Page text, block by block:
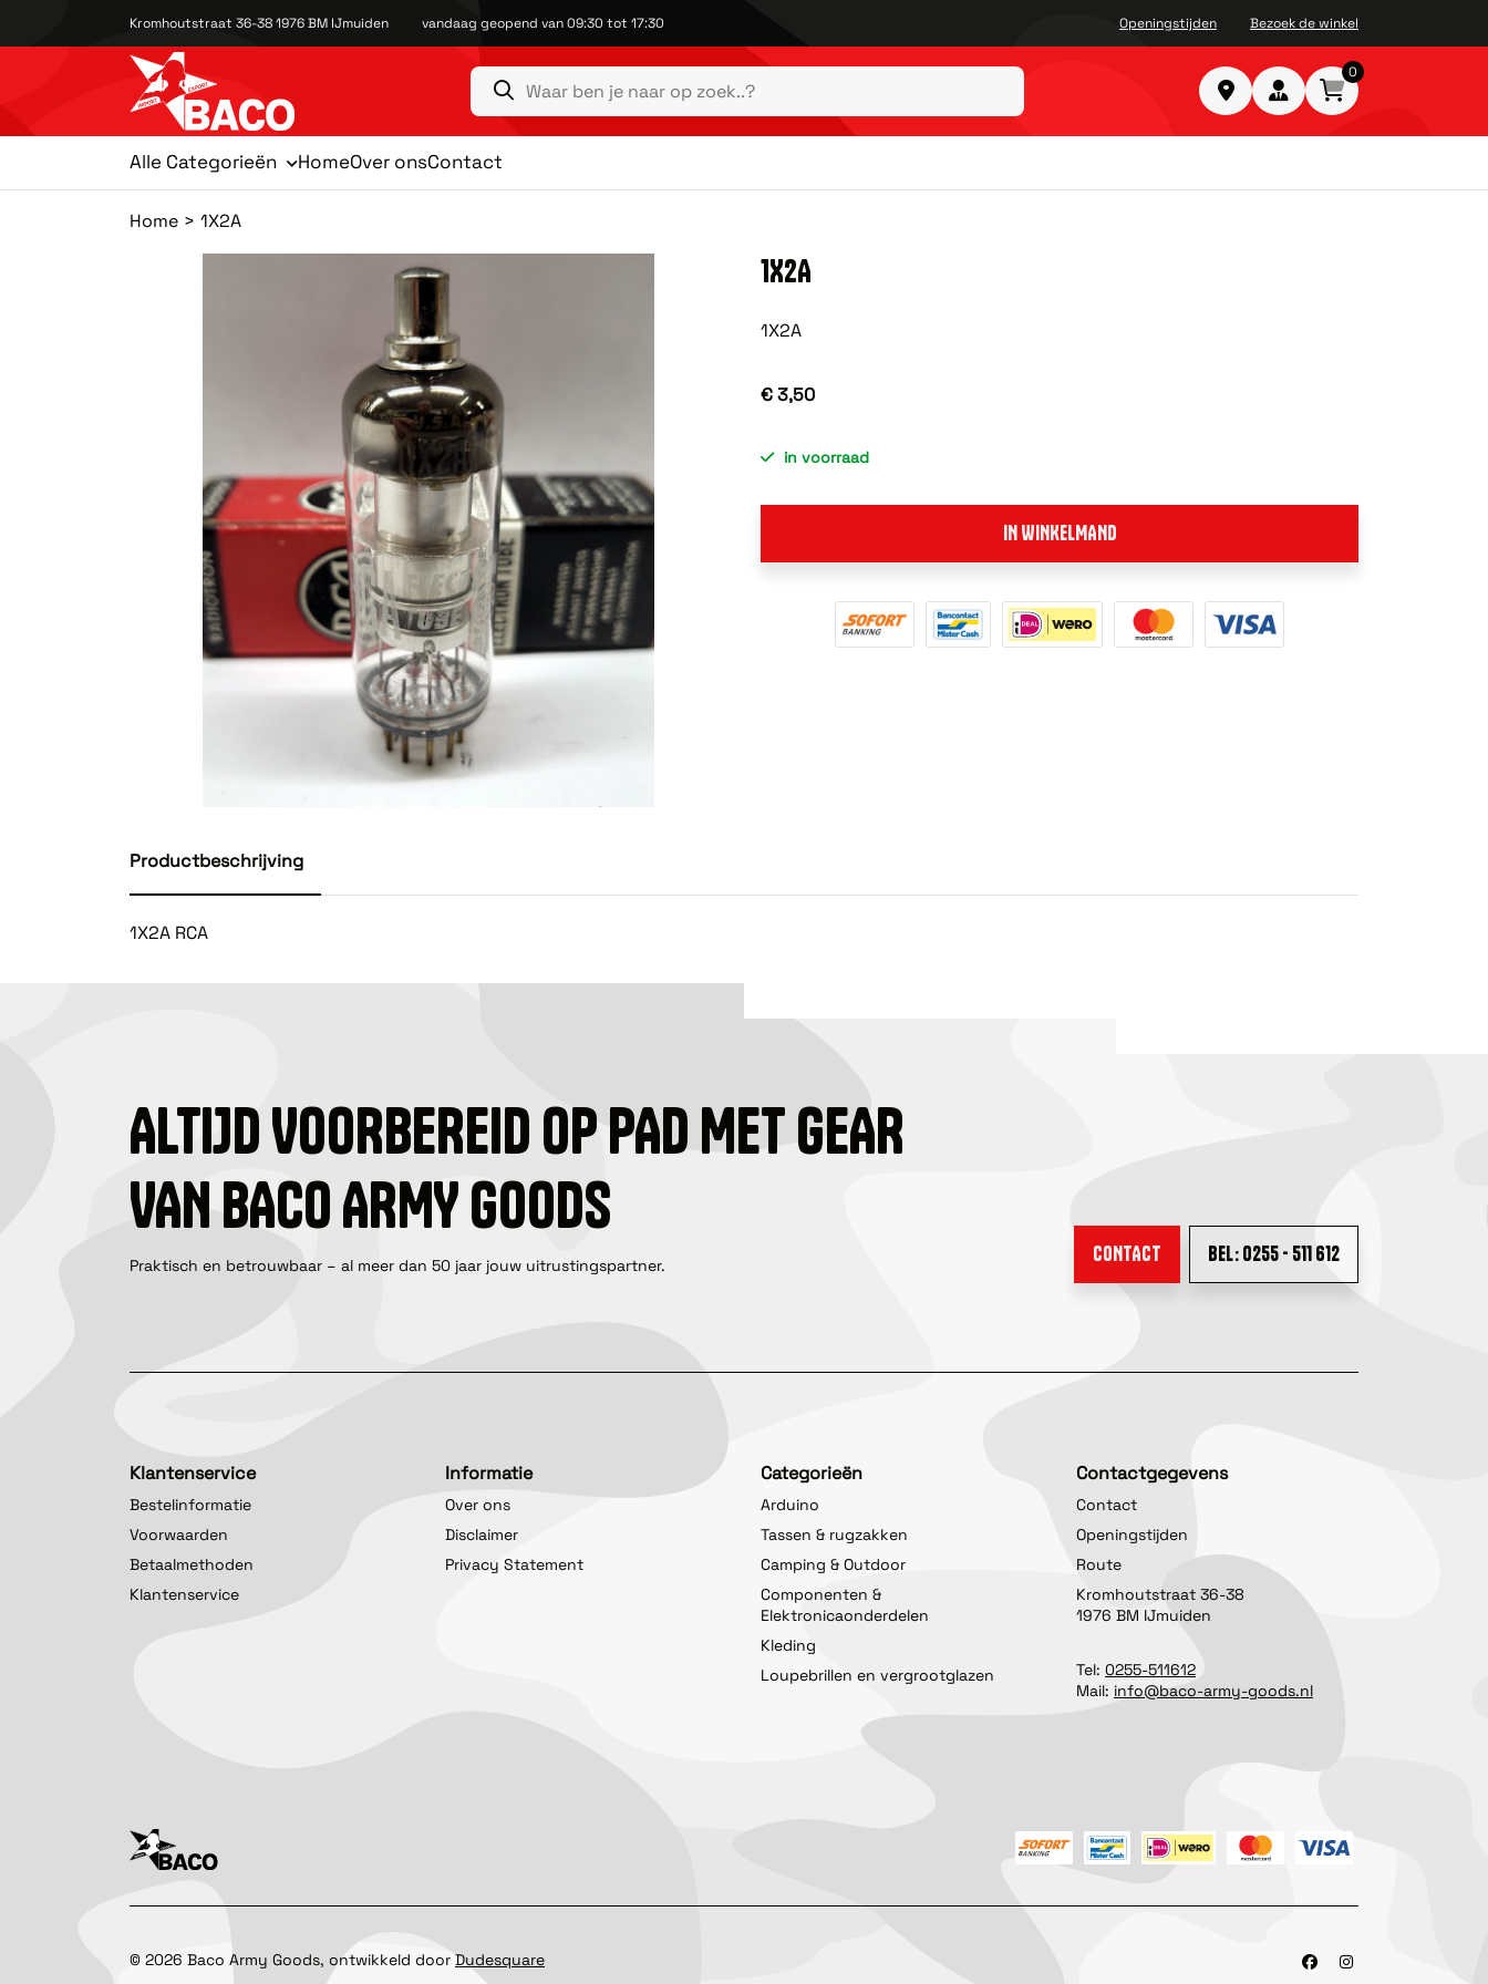
Kromhoutstraat 36-38 1976 BM IJmuiden vandaag geopend van 09:30 tot 17:30 Openingstijden Bezoek de winkel
0
Alle Categorieën HomeOver onsContact
Home 1X2A
1X2A
1X2A
€ 3,50
in voorraad
IN WINKELMAND
Productbeschrijving
1X2A RCA
ALTIJD VOORBEREID OP PAD MET GEAR
VAN BACO ARMY GOODS
Praktisch en betrouwbaar – al meer dan 50 jaar jouw uitrustingspartner. CONTACT BEL: 0255 - 511 612
Klantenservice
Bestelinformatie
Voorwaarden
Betaalmethoden
Klantenservice
Informatie
Over ons
Disclaimer
Privacy Statement
Categorieën
Arduino
Tassen & rugzakken
Camping & Outdoor
Componenten &
Elektronicaonderdelen
Kleding
Loupebrillen en vergrootglazen
Contactgegevens
Contact
Openingstijden
Route
Kromhoutstraat 36-38
1976 BM IJmuiden
Tel: 0255-511612
Mail: info@baco-army-goods.nl
© 2026 Baco Army Goods, ontwikkeld doorDudesquare